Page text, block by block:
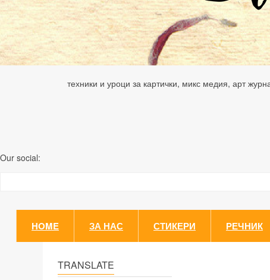
техники и уроци за картички, микс медия, арт
Our social:
HOME ЗА НАС СТИКЕРИ РЕЧНИК
TRANSLATE